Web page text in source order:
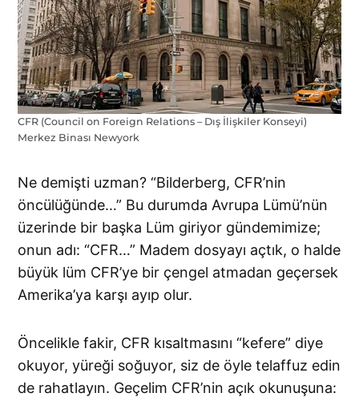
CFR (Council on Foreign Relations – Dış İlişkiler Konseyi)
Merkez Binası Newyork
Ne demişti uzman? “Bilderberg, CFR’nin
öncülüğünde…” Bu durumda Avrupa Lümü’nün
üzerinde bir başka Lüm giriyor gündemimize;
onun adı: “CFR…” Madem dosyayı açtık, o halde
büyük lüm CFR’ye bir çengel atmadan geçersek
Amerika’ya karşı ayıp olur.
Öncelikle fakir, CFR kısaltmasını “kefere” diye
okuyor, yüreği soğuyor, siz de öyle telaffuz edin
de rahatlayın. Geçelim CFR’nin açık okunuşuna: